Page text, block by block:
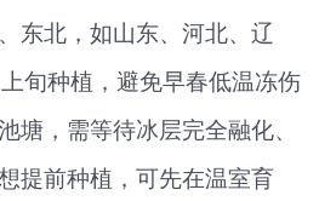
北，如山东、河北、辽
旬种植，避免早春低温冻伤
塘，需等待冰层完全融化、
提前种植，可先在温室育